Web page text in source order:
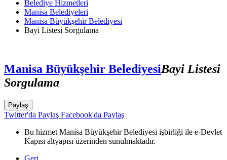
Belediye Hizmetleri
Manisa Belediyeleri
Manisa Büyükşehir Belediyesi
Bayi Listesi Sorgulama
Manisa Büyükşehir BelediyesiBayi Listesi
Sorgulama
Paylaş
Twitter'da Paylaş Facebook'da Paylaş
Bu hizmet Manisa Büyükşehir Belediyesi işbirliği ile e-Devlet
Kapısı altyapısı üzerinden sunulmaktadır.
Geri